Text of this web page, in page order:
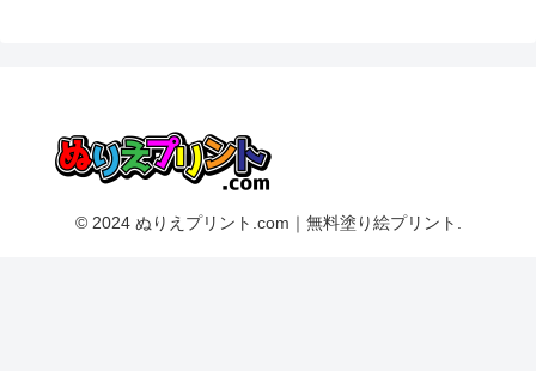
© 2024 ぬりえプリント.com｜無料塗り絵プリント.